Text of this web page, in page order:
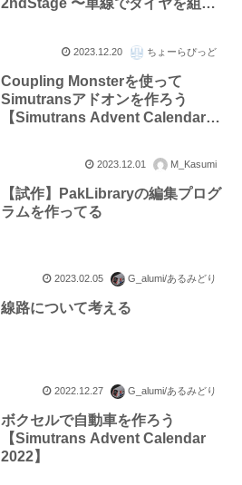
2ndStage 〜単線でダイヤを組ん
2023.12.20 ちょーらぴっど
Coupling Monsterを使って
Simutransアドオンを作ろう
【Simutrans Advent Calendar
2023.12.01 M_Kasumi
【試作】PakLibraryの編集プログ
ラムを作ってる
2023.02.05 G_alumi/あるみどり
線路について考える
2022.12.27 G_alumi/あるみどり
ボクセルで自動車を作ろう
【Simutrans Advent Calendar
2022】